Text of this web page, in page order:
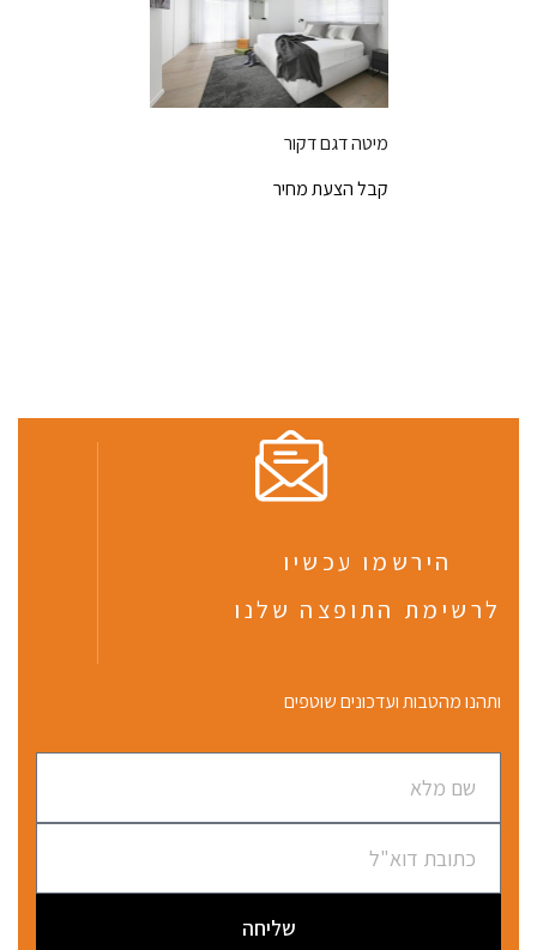
מיטה דגם דקור
קבל הצעת מחיר
הירשמו עכשיו
לרשימת התופצה שלנו
ותהנו מהטבות ועדכונים שוטפים
שליחה